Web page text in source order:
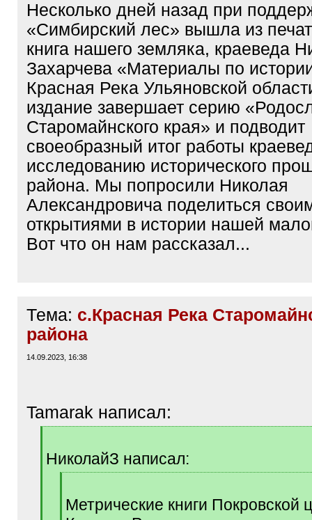
Несколько дней назад при
«Симбирский лес» вышла из
книга нашего земляка, краеведа
Захарчева «Материалы по
Красная Река Ульяновской
издание завершает серию
Старомайнского края» и подводит
своеобразный итог работы
исследованию исторического
района. Мы попросили Николая
Александровича поделиться
открытиями в истории нашей
Вот что он нам рассказал...
Тема: с.Красная Река
района
14.09.2023, 16:38
Tamarak написал:
НиколайЗ написал:
Метрические книги Покровской